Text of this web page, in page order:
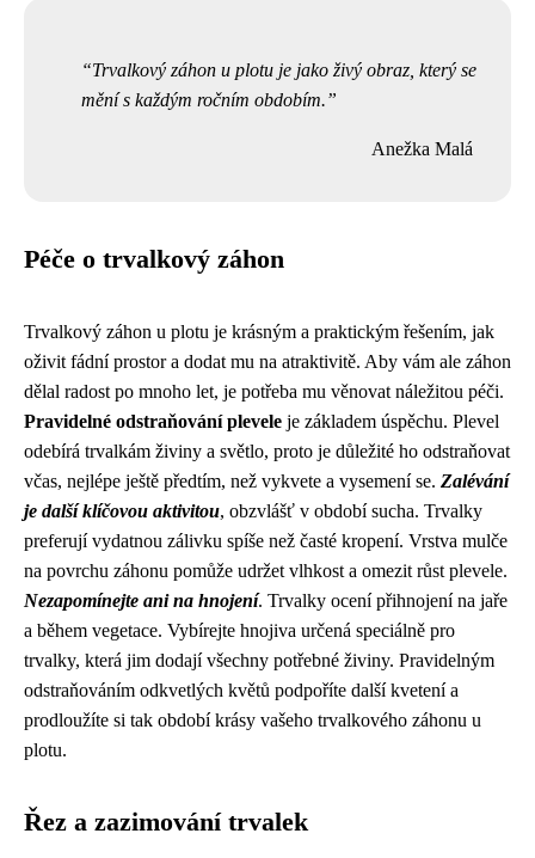
Trvalkový záhon u plotu je jako živý obraz, který se
mění s každým ročním obdobím.
Anežka Malá
Péče o trvalkový záhon
Trvalkový záhon u plotu je krásným a praktickým řešením, jak
oživit fádní prostor a dodat mu na atraktivitě. Aby vám ale záhon
dělal radost po mnoho let, je potřeba mu věnovat náležitou péči.
Pravidelné odstraňování plevele je základem úspěchu. Plevel
odebírá trvalkám živiny a světlo, proto je důležité ho odstraňovat
včas, nejlépe ještě předtím, než vykvete a vysemení se. Zalévání
je další klíčovou aktivitou, obzvlášť v období sucha. Trvalky
preferují vydatnou zálivku spíše než časté kropení. Vrstva mulče
na povrchu záhonu pomůže udržet vlhkost a omezit růst plevele.
Nezapomínejte ani na hnojení. Trvalky ocení přihnojení na jaře
a během vegetace. Vybírejte hnojiva určená speciálně pro
trvalky, která jim dodají všechny potřebné živiny. Pravidelným
odstraňováním odkvetlých květů podpoříte další kvetení a
prodloužíte si tak období krásy vašeho trvalkového záhonu u
plotu.
Řez a zazimování trvalek